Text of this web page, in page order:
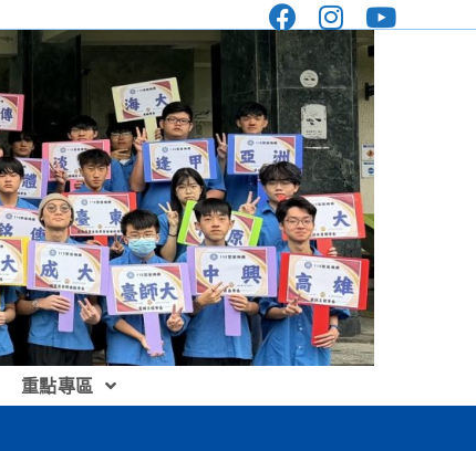
重點專區